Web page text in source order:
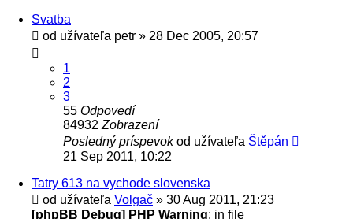
Svatba
od užívateľa petr » 28 Dec 2005, 20:57
1
2
3
55 Odpovedí
84932 Zobrazení
Posledný príspevokod užívateľa Štěpán
21 Sep 2011, 10:22
Tatry 613 na vychode slovenska
od užívateľa Volgač » 30 Aug 2011, 21:23
[phpBB Debug] PHP Warning: in file